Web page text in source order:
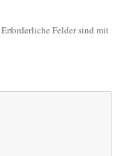
Erforderliche Felder sind mit